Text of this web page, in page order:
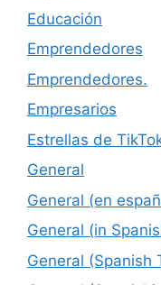
Educación
Emprendedores
Emprendedores.
Empresarios
Estrellas de
General
General (en
General (in
General (Spanish